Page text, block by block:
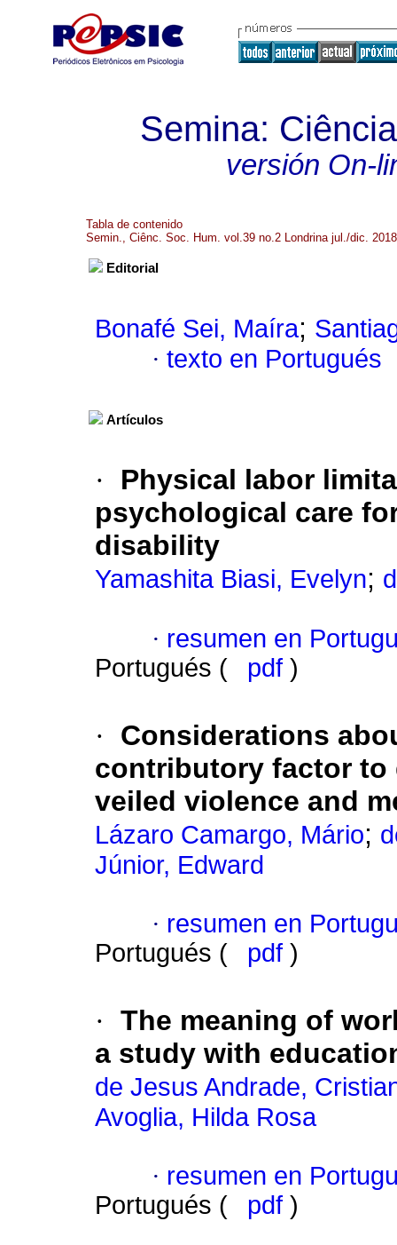
Semina:
versión On-
Tabla de contenido
Semin., Ciênc. Soc. Hum. vol.39 no.2 Londrina jul./dic. 2018
Editorial
Bonafé Sei, Maíra;
· texto en Portugués
Artículos
·
Physical labor
psychological care
disability
Yamashita Biasi, Evelyn;
· resumen en
Portugués (
pdf )
·
Considerations
contributory factor to
veiled violence and
Lázaro Camargo, Mário;
Júnior, Edward
· resumen en
Portugués (
pdf )
· The meaning of
a study with
de Jesus Andrade,
Avoglia, Hilda Rosa
· resumen en
Portugués (
pdf )